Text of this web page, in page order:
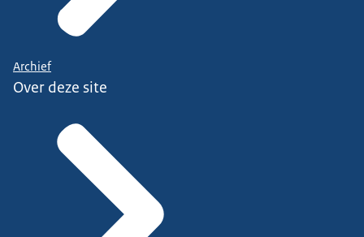
Archief
Over deze site